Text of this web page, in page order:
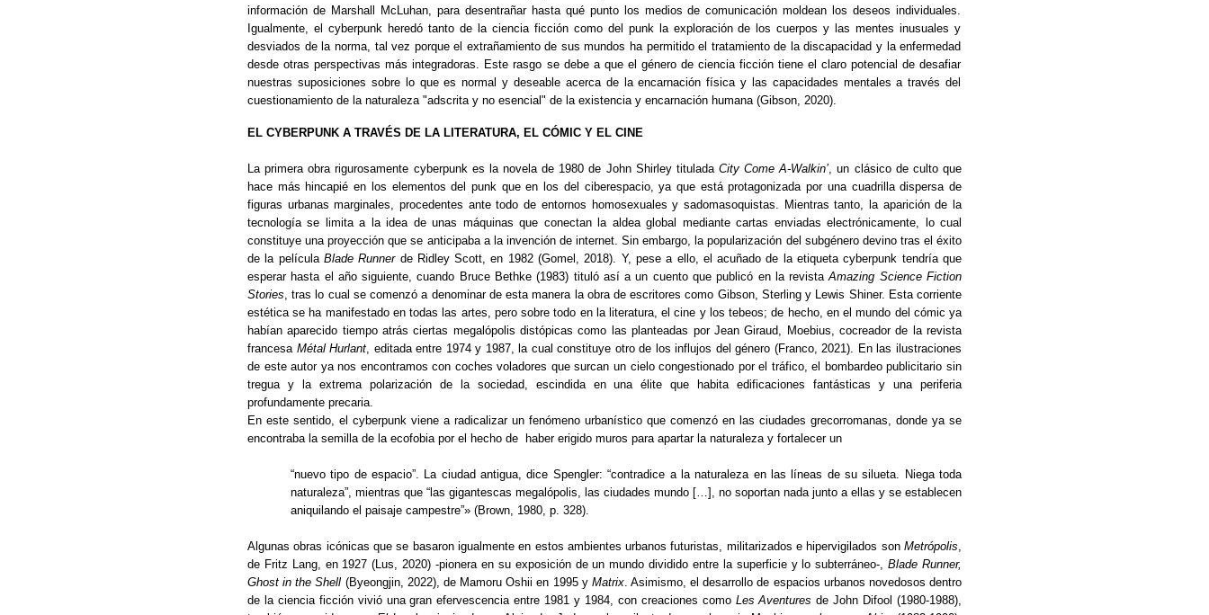
información de Marshall McLuhan, para desentrañar hasta qué punto los medios de comunicación moldean los deseos individuales.
Igualmente, el cyberpunk heredó tanto de la ciencia ficción como del punk la exploración de los cuerpos y las mentes inusuales y
desviados de la norma, tal vez porque el extrañamiento de sus mundos ha permitido el tratamiento de la discapacidad y la enfermedad
desde otras perspectivas más integradoras. Este rasgo se debe a que el género de ciencia ficción tiene el claro potencial de desafiar
nuestras suposiciones sobre lo que es normal y deseable acerca de la encarnación física y las capacidades mentales a través del
cuestionamiento de la naturaleza "adscrita y no esencial" de la existencia y encarnación humana (Gibson, 2020).
EL CYBERPUNK A TRAVÉS DE LA LITERATURA, EL CÓMIC Y EL CINE
La primera obra rigurosamente cyberpunk es la novela de 1980 de John Shirley titulada City Come A-Walkin’, un clásico de culto que
hace más hincapié en los elementos del punk que en los del ciberespacio, ya que está protagonizada por una cuadrilla dispersa de
figuras urbanas marginales, procedentes ante todo de entornos homosexuales y sadomasoquistas. Mientras tanto, la aparición de la
tecnología se limita a la idea de unas máquinas que conectan la aldea global mediante cartas enviadas electrónicamente, lo cual
constituye una proyección que se anticipaba a la invención de internet. Sin embargo, la popularización del subgénero devino tras el éxito
de la película Blade Runnerde Ridley Scott, en 1982 (Gomel, 2018). Y, pese a ello, el acuñado de la etiqueta cyberpunk tendría que
esperar hasta el año siguiente, cuando Bruce Bethke (1983) tituló así a un cuento que publicó en la revistaAmazing Science Fiction
Stories, tras lo cual se comenzó a denominar de esta manera la obra de escritores como Gibson, Sterling y Lewis Shiner. Esta corriente
estética se ha manifestado en todas las artes, pero sobre todo en la literatura, el cine y los tebeos; de hecho, en el mundo del cómic ya
habían aparecido tiempo atrás ciertas megalópolis distópicas como las planteadas por Jean Giraud, Moebius, cocreador de la revista
francesa Métal Hurlant, editada entre 1974 y 1987, la cual constituye otro de los influjos del género (Franco, 2021). En las ilustraciones
de este autor ya nos encontramos con coches voladores que surcan un cielo congestionado por el tráfico, el bombardeo publicitario sin
tregua y la extrema polarización de la sociedad, escindida en una élite que habita edificaciones fantásticas y una periferia
profundamente precaria.
En este sentido, el cyberpunk viene a radicalizar un fenómeno urbanístico que comenzó en las ciudades grecorromanas, donde ya se
encontraba la semilla de la ecofobia por el hecho de haber erigido muros para apartar la naturaleza y fortalecer un
“nuevo tipo de espacio”. La ciudad antigua, dice Spengler: “contradice a la naturaleza en las líneas de su silueta. Niega toda
naturaleza”, mientras que “las gigantescas megalópolis, las ciudades mundo […], no soportan nada junto a ellas y se establecen
aniquilando el paisaje campestre”» (Brown, 1980, p. 328).
Algunas obras icónicas que se basaron igualmente en estos ambientes urbanos futuristas, militarizados e hipervigilados son Metrópolis,
de Fritz Lang, en 1927 (Lus, 2020) -pionera en su exposición de un mundo dividido entre la superficie y lo subterráneo-,Blade Runner,
Ghost in the Shell (Byeongjin, 2022), de Mamoru Oshii en 1995 y Matrix. Asimismo, el desarrollo de espacios urbanos novedosos dentro
de la ciencia ficción vivió una gran efervescencia entre 1981 y 1984, con creaciones como Les Aventures de John Difool (1980-1988),